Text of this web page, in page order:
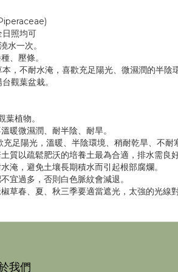
照均可
一次。
、壓條。
，不耐水淹，喜歡充足陽光、微濕潤的半陰
觀葉盆栽。
葉植物。
暖微濕潤、耐半陰、耐旱。
陽光，溫暖、半陰環境、稍耐乾旱、不耐
土質以疏鬆肥沃的培養土最為合適，排水需良
水淹，避免土壤長期積水而引起根部腐爛。
宜過多，否則白色脈紋會減退。
椒草春、夏、秋三季要適當遮光，太強的光
我們